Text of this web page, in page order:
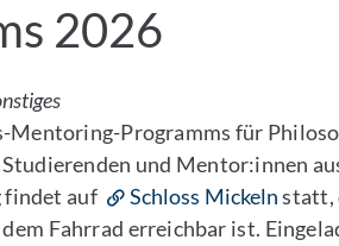
2026
Mentoring-Programms für
und Mentor:innen
findet auf
Schloss Mickelnstatt,
Fahrrad erreichbar ist.